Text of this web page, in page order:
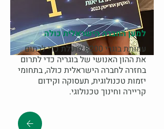
למען החברה הישראלית כולה
עמותת בוגרי 8200 פועלת כדי לרתום
את ההון האנושי של בוגריה כדי לתרום
בחזרה לחברה הישראלית כולה, בתחומי
יזמות טכנולוגית, תעסוקה וקידום
קריירה וחינוך טכנולוגי.